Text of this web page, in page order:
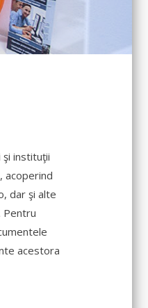
instituţii
acoperind
dar şi alte
Pentru
acestora